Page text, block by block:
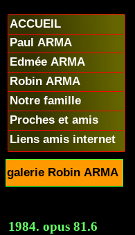
1984. opus 81.6
ACCUEIL
Paul ARMA
Edmée ARMA
Robin ARMA
Notre famille
Proches et amis
Liens amis internet
galerie Robin ARMA